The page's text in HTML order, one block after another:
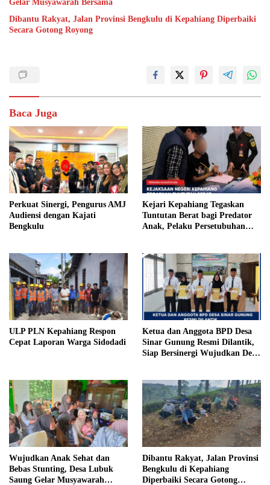
Gelar Musyawarah Bersama
Dibantu Rakyat, Jalan Provinsi Bengkulu di Kepahiang Diperbaiki
Secara Gotong Royong
Baca Juga
Perkuat Sinergi, Pengurus AMJ
Audiensi dengan Kajati
Bengkulu
Kejari Kepahiang Tegaskan
Tuntutan Berat bagi Predator
Anak, Pelaku Persetubuhan
Penjara
ULP PLN Kepahiang Respon
Cepat Laporan Warga Sidodadi
Ketua dan Anggota BPD Desa
Sinar Gunung Resmi Dilantik,
Siap Bersinergi Wujudkan Desa
Wujudkan Anak Sehat dan
Bebas Stunting, Desa Lubuk
Saung Gelar Musyawarah
Dibantu Rakyat, Jalan Provinsi
Bengkulu di Kepahiang
Diperbaiki Secara Gotong